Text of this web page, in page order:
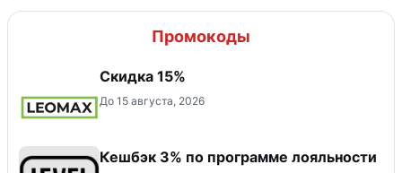
Промокоды
Скидка 15%
До 15 августа, 2026
Кешбэк 3% по программе лояльности